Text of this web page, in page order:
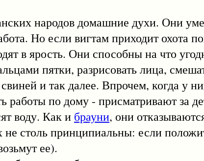
народов домашние духи. Они
Но если вигтам приходит охота
в ярость. Они способны на что
пятки, разрисовать лица,
и так далее. Впрочем, когда у
работы по дому - присматривают за
воду. Как и брауни, они
не столь принципиальны: если
ее).